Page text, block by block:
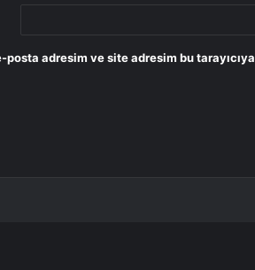
posta adresim ve site adresim bu tarayıcıya